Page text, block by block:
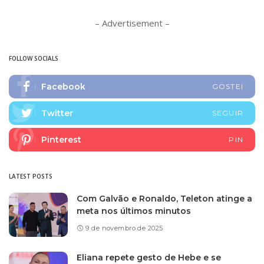
– Advertisement –
FOLLOW SOCIALS
Facebook GOSTEI
Twitter SEGUIR
Pinterest PIN
LATEST POSTS
Com Galvão e Ronaldo, Teleton atinge a
meta nos últimos minutos
9 de novembro de 2025
Eliana repete gesto de Hebe e se